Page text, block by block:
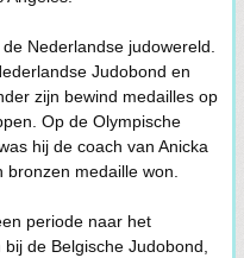
Nederlandse judowereld.
Judobond en
zijn bewind medailles op
Op de Olympische
hij de coach van Anicka
medaille won.
periode naar het
de Belgische Judobond,